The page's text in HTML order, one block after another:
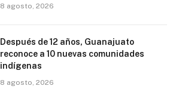
8 agosto, 2026
Después de 12 años, Guanajuato
reconoce a 10 nuevas comunidades
indígenas
8 agosto, 2026